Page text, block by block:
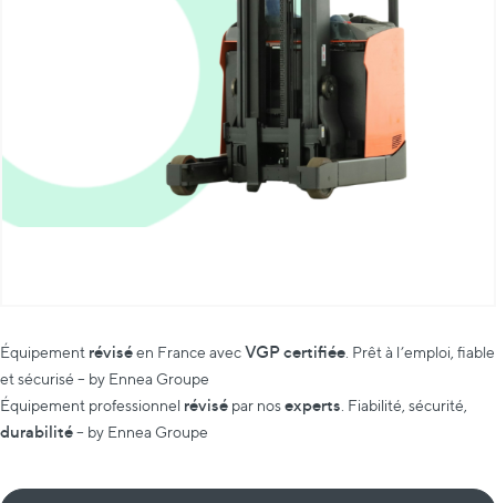
Équipement réviséen France avecVGP certifiée . Prêt à l’emploi, fiable
et sécurisé – by Ennea Groupe
Équipement professionnel révisé par nosexperts . Fiabilité, sécurité,
durabilité– by Ennea Groupe